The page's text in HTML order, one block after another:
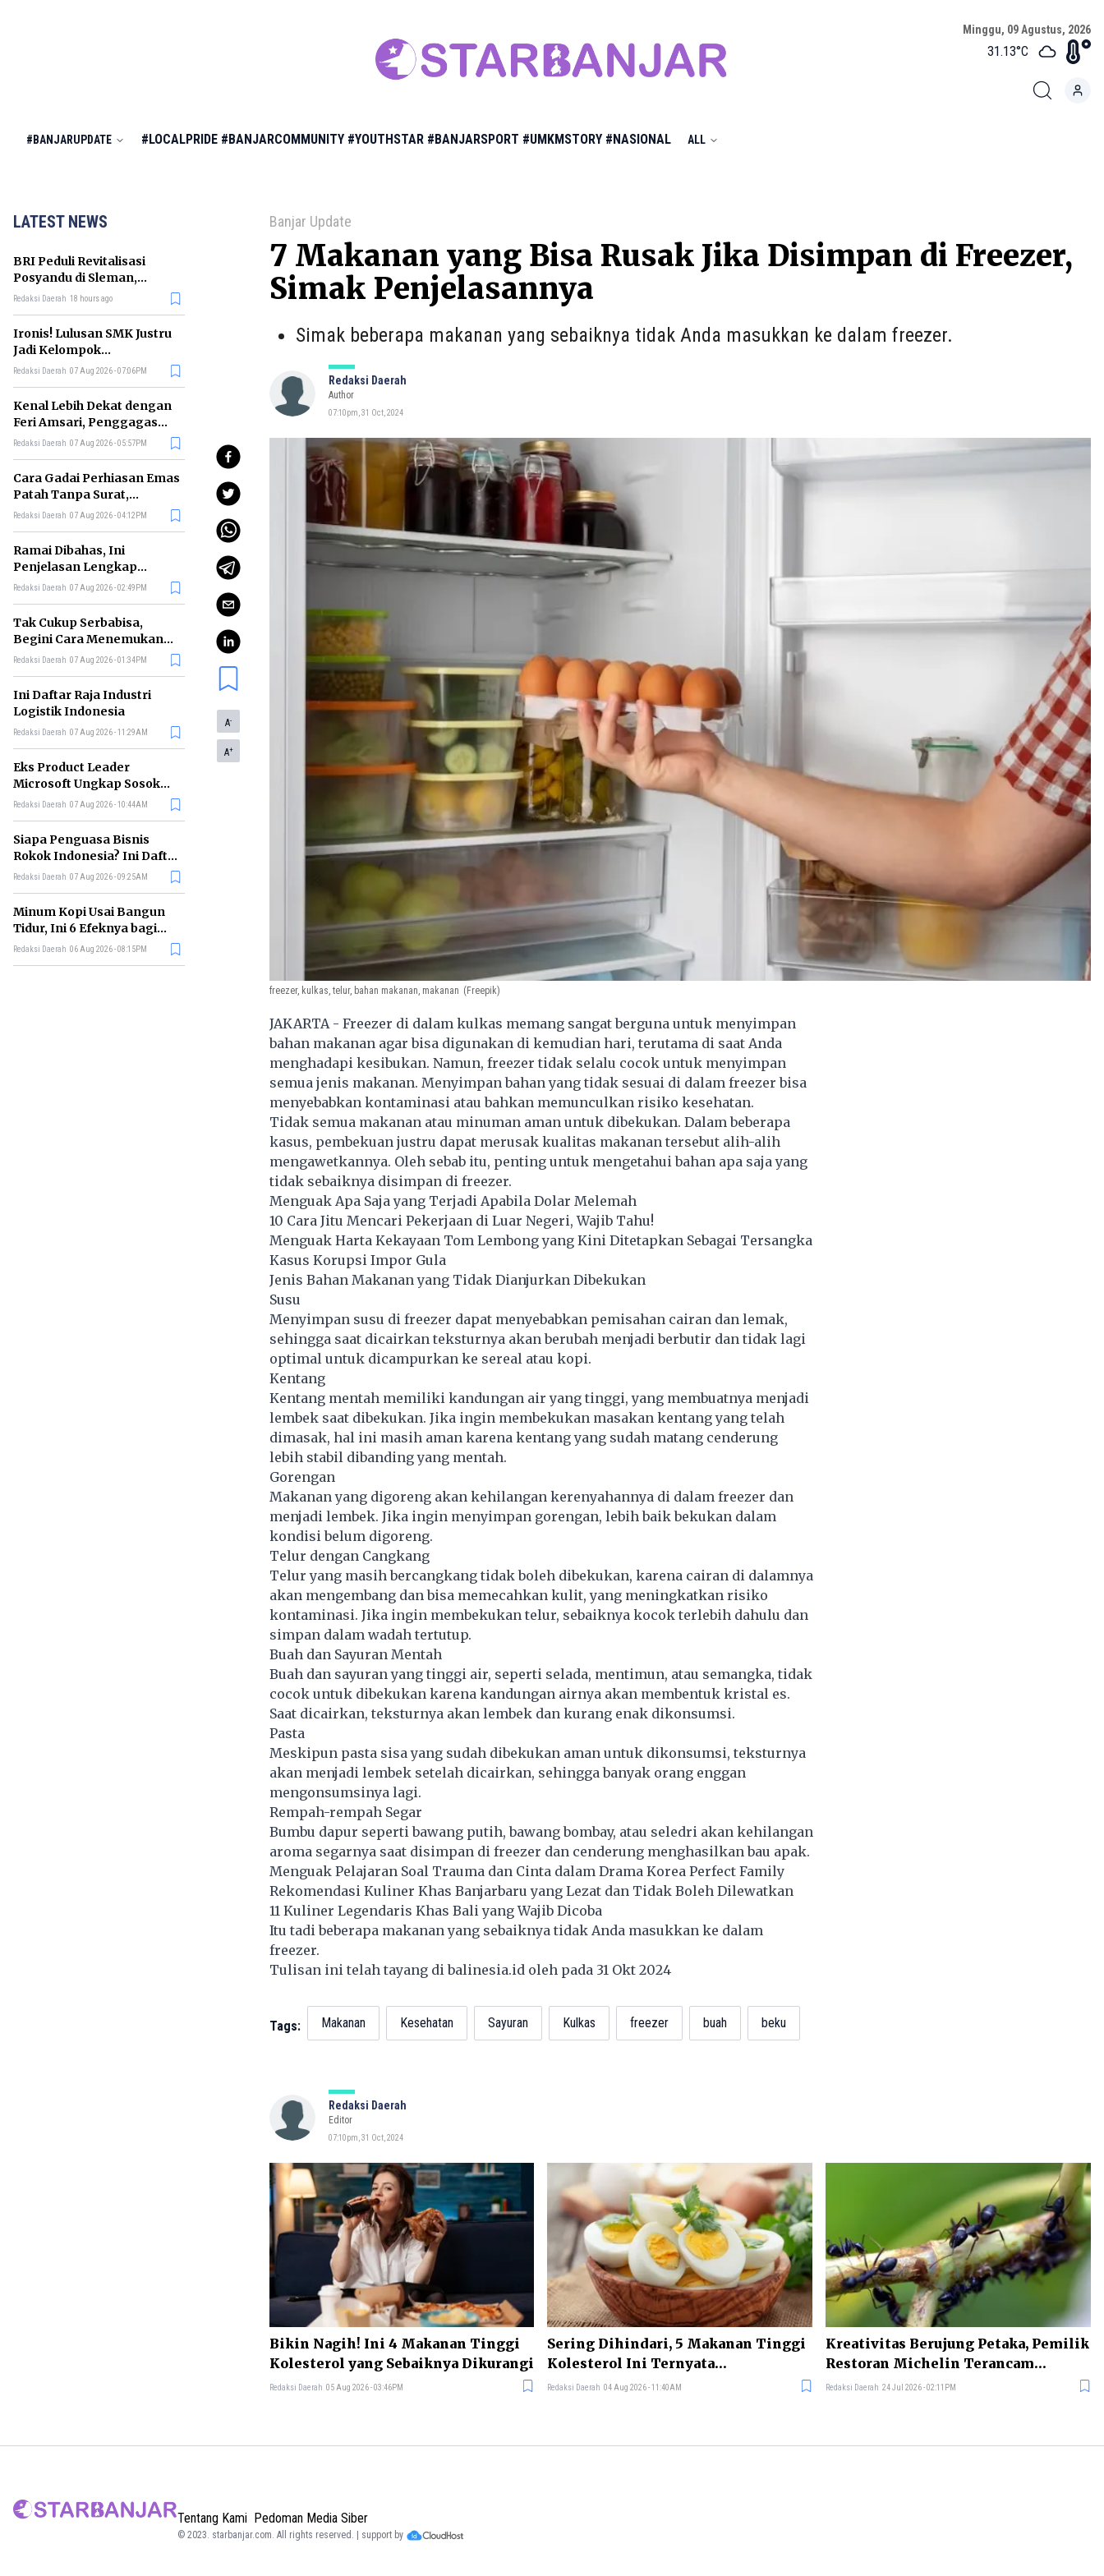
Minggu, 09 Agustus, 2026
31.13°C
#BANJARUPDATE #LOCALPRIDE #BANJARCOMMUNITY #YOUTHSTAR #BANJARSPORT #UMKMSTORY #NASIONAL ALL
LATEST NEWS
BRI Peduli Revitalisasi
Posyandu di Sleman,
Dorong Penurunan
Redaksi Daerah 18 hours ago
Ironis! Lulusan SMK Justru
Jadi Kelompok
Pengangguran Terbanyak
Redaksi Daerah 07 Aug 2026 - 07:06PM
Kenal Lebih Dekat dengan
Feri Amsari, Penggagas
Kabinet Bayangan
Redaksi Daerah 07 Aug 2026 - 05:57PM
Cara Gadai Perhiasan Emas
Patah Tanpa Surat,
Ternyata Tetap Bisa!
Redaksi Daerah 07 Aug 2026 - 04:12PM
Ramai Dibahas, Ini
Penjelasan Lengkap
tentang Konsep Kabinet
Redaksi Daerah 07 Aug 2026 - 02:49PM
Tak Cukup Serbabisa,
Begini Cara Menemukan
'Spike' agar CV Dilirik HR
Redaksi Daerah 07 Aug 2026 - 01:34PM
Ini Daftar Raja Industri
Logistik Indonesia
Redaksi Daerah 07 Aug 2026 - 11:29AM
Eks Product Leader
Microsoft Ungkap Sosok
yang Paling Cocok
Redaksi Daerah 07 Aug 2026 - 10:44AM
Siapa Penguasa Bisnis
Rokok Indonesia? Ini Daftar
Perusahaan Terbesarnya
Redaksi Daerah 07 Aug 2026 - 09:25AM
Minum Kopi Usai Bangun
Tidur, Ini 6 Efeknya bagi
Kesehatan Tubuh
Redaksi Daerah 06 Aug 2026 - 08:15PM
Banjar Update
7 Makanan yang Bisa Rusak Jika Disimpan di Freezer,
Simak Penjelasannya
Simak beberapa makanan yang sebaiknya tidak Anda masukkan ke dalam freezer.
Redaksi Daerah
Author
07:10pm, 31 Oct, 2024
A-
A+
freezer, kulkas, telur, bahan makanan, makanan (Freepik)
JAKARTA - Freezer di dalam kulkas memang sangat berguna untuk menyimpan
bahan makanan agar bisa digunakan di kemudian hari, terutama di saat Anda
menghadapi kesibukan. Namun, freezer tidak selalu cocok untuk menyimpan
semua jenis makanan. Menyimpan bahan yang tidak sesuai di dalam freezer bisa
menyebabkan kontaminasi atau bahkan memunculkan risiko kesehatan.
Tidak semua makanan atau minuman aman untuk dibekukan. Dalam beberapa
kasus, pembekuan justru dapat merusak kualitas makanan tersebut alih-alih
mengawetkannya. Oleh sebab itu, penting untuk mengetahui bahan apa saja yang
tidak sebaiknya disimpan di freezer.
Menguak Apa Saja yang Terjadi Apabila Dolar Melemah
10 Cara Jitu Mencari Pekerjaan di Luar Negeri, Wajib Tahu!
Menguak Harta Kekayaan Tom Lembong yang Kini Ditetapkan Sebagai Tersangka
Kasus Korupsi Impor Gula
Jenis Bahan Makanan yang Tidak Dianjurkan Dibekukan
Susu
Menyimpan susu di freezer dapat menyebabkan pemisahan cairan dan lemak,
sehingga saat dicairkan teksturnya akan berubah menjadi berbutir dan tidak lagi
optimal untuk dicampurkan ke sereal atau kopi.
Kentang
Kentang mentah memiliki kandungan air yang tinggi, yang membuatnya menjadi
lembek saat dibekukan. Jika ingin membekukan masakan kentang yang telah
dimasak, hal ini masih aman karena kentang yang sudah matang cenderung
lebih stabil dibanding yang mentah.
Gorengan
Makanan yang digoreng akan kehilangan kerenyahannya di dalam freezer dan
menjadi lembek. Jika ingin menyimpan gorengan, lebih baik bekukan dalam
kondisi belum digoreng.
Telur dengan Cangkang
Telur yang masih bercangkang tidak boleh dibekukan, karena cairan di dalamnya
akan mengembang dan bisa memecahkan kulit, yang meningkatkan risiko
kontaminasi. Jika ingin membekukan telur, sebaiknya kocok terlebih dahulu dan
simpan dalam wadah tertutup.
Buah dan Sayuran Mentah
Buah dan sayuran yang tinggi air, seperti selada, mentimun, atau semangka, tidak
cocok untuk dibekukan karena kandungan airnya akan membentuk kristal es.
Saat dicairkan, teksturnya akan lembek dan kurang enak dikonsumsi.
Pasta
Meskipun pasta sisa yang sudah dibekukan aman untuk dikonsumsi, teksturnya
akan menjadi lembek setelah dicairkan, sehingga banyak orang enggan
mengonsumsinya lagi.
Rempah-rempah Segar
Bumbu dapur seperti bawang putih, bawang bombay, atau seledri akan kehilangan
aroma segarnya saat disimpan di freezer dan cenderung menghasilkan bau apak.
Menguak Pelajaran Soal Trauma dan Cinta dalam Drama Korea Perfect Family
Rekomendasi Kuliner Khas Banjarbaru yang Lezat dan Tidak Boleh Dilewatkan
11 Kuliner Legendaris Khas Bali yang Wajib Dicoba
Itu tadi beberapa makanan yang sebaiknya tidak Anda masukkan ke dalam
freezer.
Tulisan ini telah tayang dibalinesia.id oleh pada 31 Okt 2024
Tags: Makanan Kesehatan Sayuran Kulkas freezer buah beku
Redaksi Daerah
Editor
07:10pm, 31 Oct, 2024
Bikin Nagih! Ini 4 Makanan Tinggi
Kolesterol yang Sebaiknya Dikurangi
Redaksi Daerah 05 Aug 2026 - 03:46PM
Sering Dihindari, 5 Makanan Tinggi
Kolesterol Ini Ternyata
Menyehatkan Tubuh
Redaksi Daerah 04 Aug 2026 - 11:40AM
Kreativitas Berujung Petaka, Pemilik
Restoran Michelin Terancam
Dipenjara
Redaksi Daerah 24 Jul 2026 - 02:11PM
Tentang Kami Pedoman Media Siber
© 2023. starbanjar.com. All rights reserved. | support by